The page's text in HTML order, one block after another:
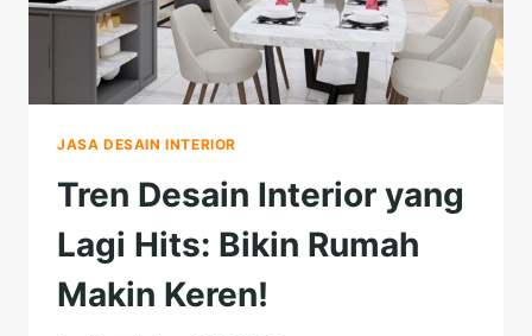
JASA DESAIN INTERIOR
Tren Desain Interior yang
Lagi Hits: Bikin Rumah
Makin Keren!